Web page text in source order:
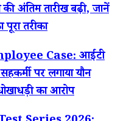
की अंतिम तारीख बढ़ी, जानें
तरीका
Case: आईटी
पर लगाया यौन
का आरोप